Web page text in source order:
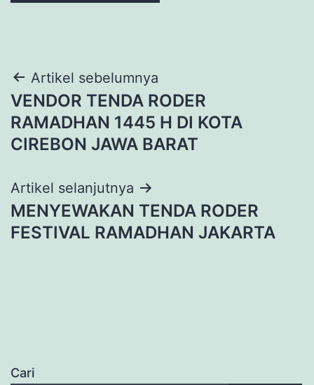
Navigasi
pos
Artikel sebelumnya
VENDOR TENDA RODER
RAMADHAN 1445 H DI KOTA
CIREBON JAWA BARAT
Artikel selanjutnya
MENYEWAKAN TENDA RODER
FESTIVAL RAMADHAN JAKARTA
Cari